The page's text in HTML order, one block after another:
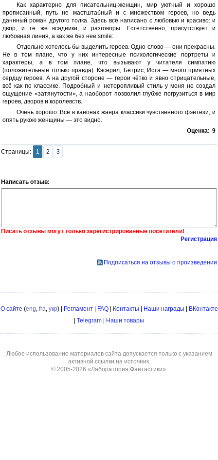
Как характерно для писательниц-женщин, мир уютный и хорошо
прописанный, путь не мастштабный и с множеством героев, но ведь
даннный роман другого толка. Здесь всё написано с любовью и красиво: и
двор, и те же всадники, и разговоры. Естетственно, присутствует и
любовная линия, а как же без неё:smile:
Отдельно хотелось бы выделить героев. Одно слово — они прекрасны.
Не в том плане, что у них интересные психологические портреты и
характеры, а в том плане, что вызывают у читателя симпатию
(положительные только правда). Кэсерил, Бетрис, Иста — много приятных
сердцу героев. А на другой стороне — герои чётко и явно отрицательные,
всё как по классике. Подробный и неторопливый стиль у меня не создал
ощущение «затянутости», а наоборот позволил глубже погрузиться в мир
героев, дворов и королевств.
Очень хорошо. Всё в канонах жанра классики чувственного фэнтези, и
опять рукою женщины — это видно.
Оценка: 9
Страницы: 1 2 3
Написать отзыв:
Писать отзывы могут только зарегистрированные посетители!
Регистрация
Подписаться на отзывы о произведении
О сайте (eng, fra, укр) | Регламент| FAQ| Контакты Наши награды
ВКонтакте
Telegram Наши товары
Любое использование материалов сайта допускается только с указанием
активной ссылки на источник.
© 2005-2026 «Лаборатория Фантастики».